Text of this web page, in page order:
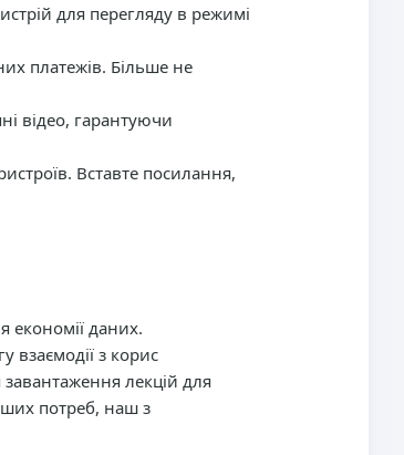
для перегляду в режимі
платежів. Більше не
відео, гарантуючи
Вставте посилання,
економії даних.
взаємодії з корис
лекцій для
потреб, наш з